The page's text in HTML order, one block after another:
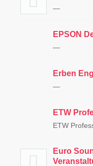
—
EPSON
—
Erben
—
ETW
ETW
Euro